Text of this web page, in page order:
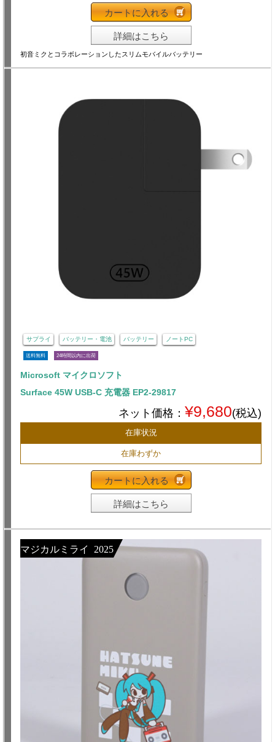
カートに入れる
詳細はこちら
初音ミクとコラボレーションしたスリムモバイルバッテリー
サプライ バッテリー・電池 バッテリー ノートPC
送料無料 24時間以内に出荷
Microsoft マイクロソフト
Surface 45W USB-C 充電器 EP2-29817
ネット価格： ¥9,680(税込)
在庫状況
在庫わずか
カートに入れる
詳細はこちら
マジカルミライ 2025